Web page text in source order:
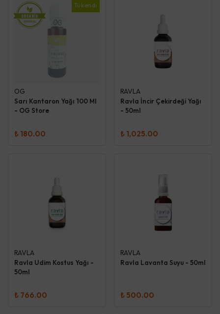
Tükendi
OG
Sarı Kantaron Yağı 100 Ml
- OG Store
₺ 180.00
RAVLA
Ravla İncir Çekirdeği Yağı
- 50ml
₺ 1,025.00
RAVLA
Ravla Udim Kostus Yağı -
50ml
₺ 766.00
RAVLA
Ravla Lavanta Suyu - 50ml
₺ 500.00